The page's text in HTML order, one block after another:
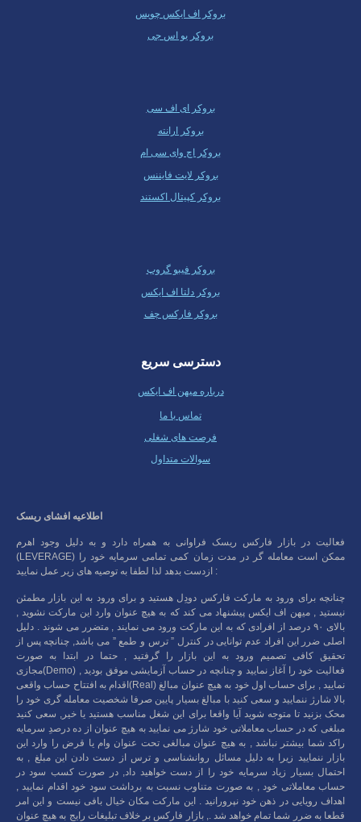
بروکر اف ایکس چویس
بروکر یو اس جی
بروکر ای اف سی
بروکر ارانته
بروکر اچ وای سی ام
بروکر لایت فایننس
بروکر کپیتال اکستند
بروکر فیبو گروپ
بروکر دلتا اف ایکس
بروکر فارکس چف
دسترسی سریع
درباره میهن اف ایکس
تماس با ما
فرصت های شغلی
سوالات متداول
اطلاعیه افشای ریسک
فعالیت در بازار فارکس ریسک فراوانی به همراه دارد و به دلیل وجود اهرم
(LEVERAGE) ممکن است معامله گر در مدت زمان کمی تمامی سرمایه خود را
ازدست بدهد لذا لطفا به توصیه های زیر عمل نمایید :
چنانچه برای ورود به مارکت فارکس دودِل هستید و برای ورود به این بازار مطمئن
نیستید , میهن اف ایکس پیشنهاد می کند که به هیچ عنوان وارد این مارکت نشوید ,
بالای ۹۰ درصد از افرادی که به این مارکت ورود می نمایند , متضرر می شوند . دلیل
اصلی ضرر این افراد عدم توانایی در کنترل ” ترس و طمع ” می باشد, چنانچه پس از
تحقیق کافی تصمیم ورود به این بازار را گرفتید , حتما در ابتدا به صورت
مجازی(Demo) فعالیت خود را آغاز نمایید و چنانچه در حساب آزمایشی موفق بودید ,
اقدام به افتتاح حساب واقعی(Real) نمایید , برای حساب اول خود به هیچ عنوان مبالغ
بالا شارژ ننمایید و سعی کنید با مبالغ بسیار پایین صرفا شخصیت معامله گری خود را
محک بزنید تا متوجه شوید آیا واقعا برای این شغل مناسب هستید یا خیر, سعی کنید
مبلغی که در حساب معاملاتی خود شارژ می نمایید به هیچ عنوان از ده درصدِ سرمایه
راکد شما بیشتر نباشد , به هیچ عنوان مبالغی تحت عنوان وام یا قرض را وارد این
بازار ننمایید زیرا به دلیل مسائل روانشناسی و ترس از دست دادن این مبلغ , به
احتمال بسیار زیاد سرمایه خود را از دست خواهید داد, در صورت کسب سود در
حساب معاملاتی خود , به صورت متناوب نسبت به برداشت سود خود اقدام نمایید ,
اهداف رویایی در ذهن خود نپرورانید . این مارکت مکان خیال بافی نیست و این امر
قطعا به ضرر شما تمام خواهد شد ., بازار فارکس بر خلاف تبلیغات رایج به هیچ عنوان